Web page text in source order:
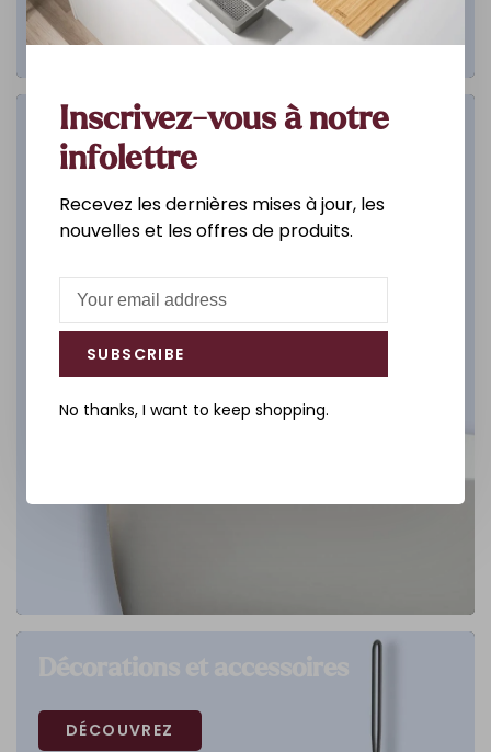
Salle de bain
DÉCOUVREZ
DÉCOUVREZ
Inscrivez-vous à notre
infolettre
Recevez les dernières mises à jour, les
nouvelles et les offres de produits.
SUBSCRIBE
No thanks, I want to keep shopping.